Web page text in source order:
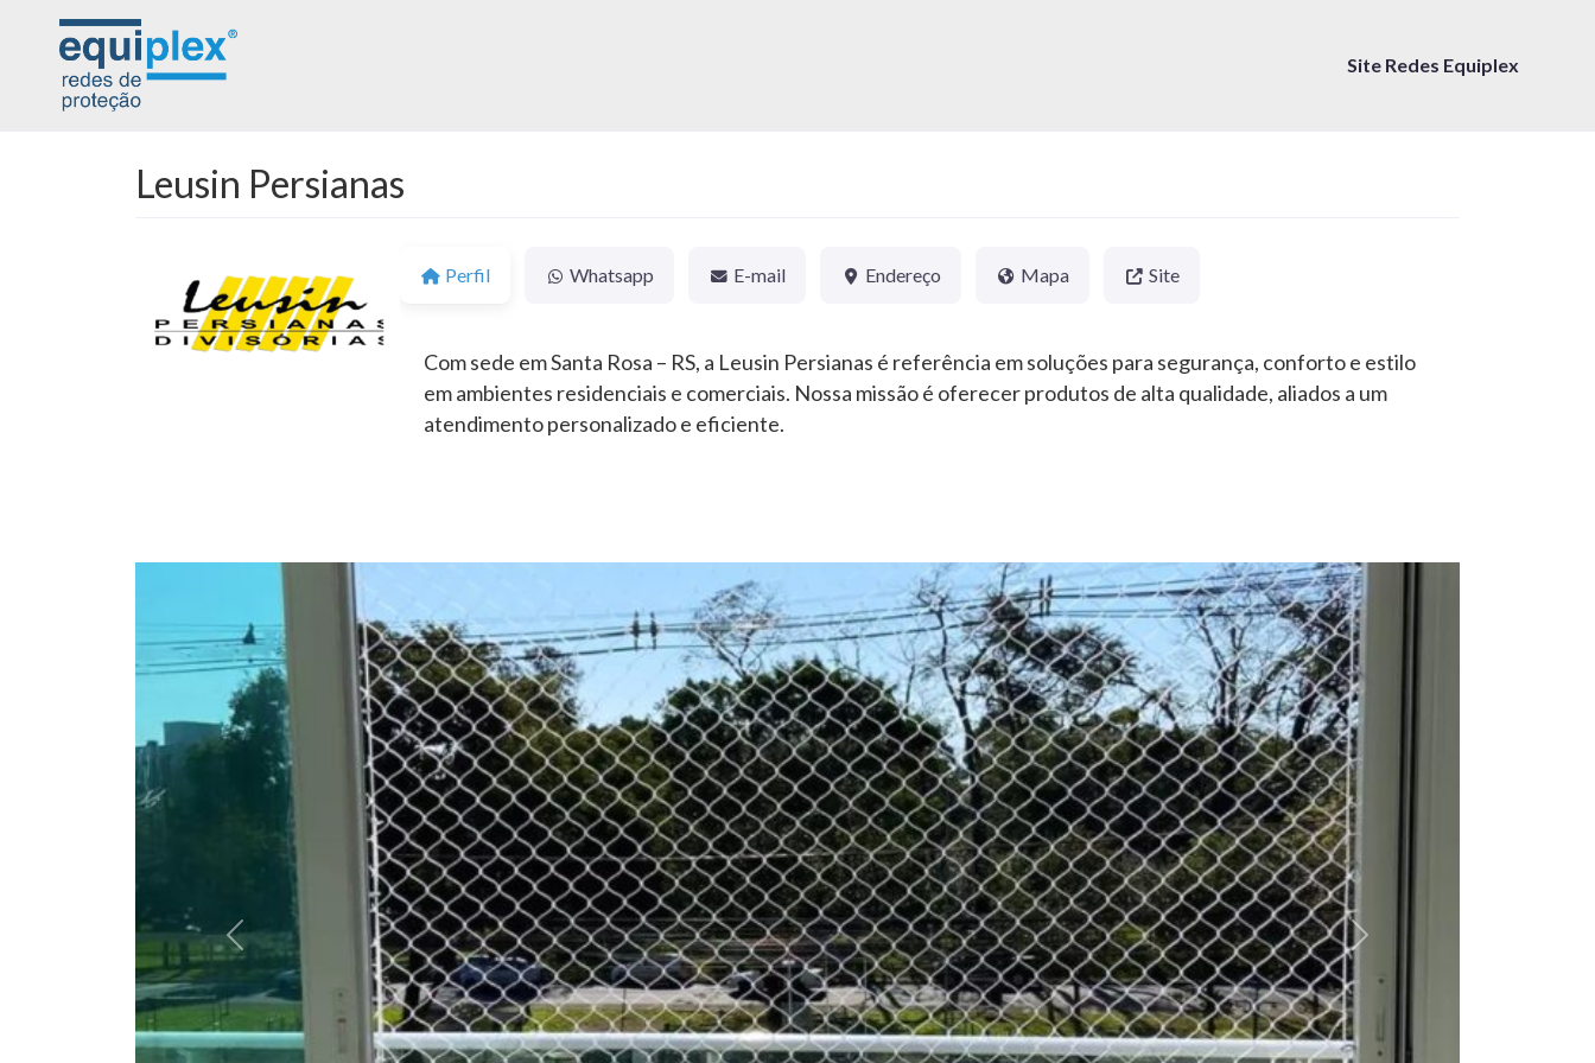
Site Redes Equiplex
Leusin Persianas
Perfil Whatsapp E-mail Endereço Mapa Site
Com sede em Santa Rosa – RS, a Leusin Persianas é referência em soluções para segurança, conforto e estilo
em ambientes residenciais e comerciais. Nossa missão é oferecer produtos de alta qualidade, aliados a um
atendimento personalizado e eficiente.
Anterior Próximo